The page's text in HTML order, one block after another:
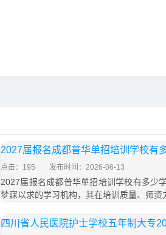
2027届报名成都普华单招培训学校有
点击：195 发布时间：2026-06-13
2027届报名成都普华单招培训学校有多少
梦寐以求的学习机构，其在培训质量、师资
四川省人民医院护士学校五年制大专